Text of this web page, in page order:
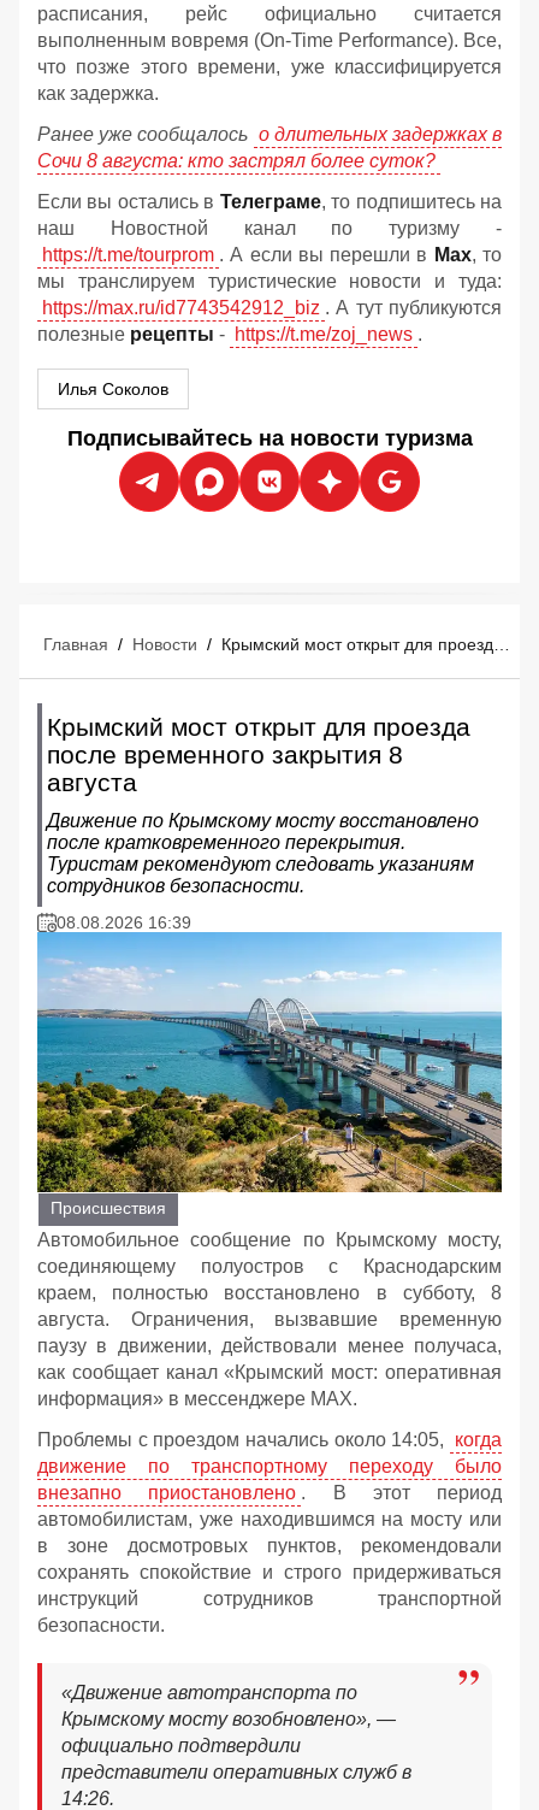
расписания, рейс официально считается
выполненным вовремя (On-Time Performance). Все,
что позже этого времени, уже классифицируется
как задержка.
Ранее уже сообщалось о длительных задержках в
Сочи 8 августа: кто застрял более суток?
Если вы остались в Телеграме, то подпишитесь на
наш Новостной канал по туризму -
https://t.me/tourprom . А если вы перешли в Мах, то
мы транслируем туристические новости и туда:
https://max.ru/id7743542912_biz . А тут публикуются
полезные рецепты - https://t.me/zoj_news .
Илья Соколов
Подписывайтесь на новости туризма
Главная / Новости /
Крымский мост открыт для проезда
после временного закрытия 8
августа
Движение по Крымскому мосту восстановлено
после кратковременного перекрытия.
Туристам рекомендуют следовать указаниям
сотрудников безопасности.
08.08.2026 16:39
Происшествия
Автомобильное сообщение по Крымскому мосту,
соединяющему полуостров с Краснодарским
краем, полностью восстановлено в субботу, 8
августа. Ограничения, вызвавшие временную
паузу в движении, действовали менее получаса,
как сообщает канал «Крымский мост: оперативная
информация» в мессенджере MAX.
Проблемы с проездом начались около 14:05,
когда
движение по транспортному переходу было
внезапно приостановлено . В этот период
автомобилистам, уже находившимся на мосту или
в зоне досмотровых пунктов, рекомендовали
сохранять спокойствие и строго придерживаться
инструкций сотрудников транспортной
безопасности.
«Движение автотранспорта по
Крымскому мосту возобновлено», —
официально подтвердили
представители оперативных служб в
14:26.